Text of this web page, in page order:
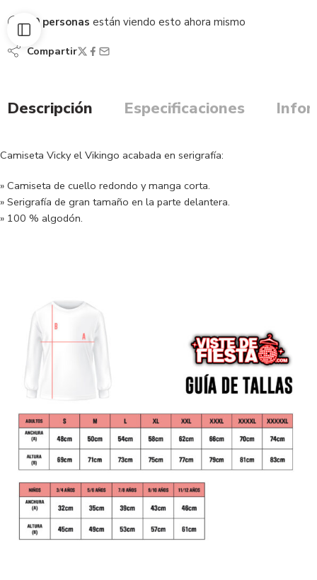
30 personas están viendo esto ahora mismo
Compartir
Descripción Especificaciones
Camiseta Vicky el Vikingo acabada en serigrafía:
» Camiseta de cuello redondo y manga corta.
» Serigrafía de gran tamaño en la parte delantera.
» 100 % algodón.